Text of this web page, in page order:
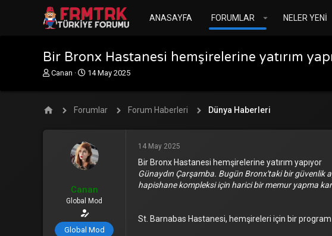
ANASAYFA FORUMLAR NELER YENI
Bir Bronx Hastanesi hemşirelerine yatırım
K
n
y
Canan
B
ş
a
ı
ç
t
r
i
h
i
14 May 2025
Forumlar Forum Haberleri Dünya Haberleri
Canan
Global Mod
Global Mod
14 May 2025
Bir Bronx Hastanesi hemşirelerine yatırım yapıyor
Günaydın Çarşamba. Bugün Bronx'taki bir güvenlik
hapishane kompleksi için harici bir memur yapma
St. Barnabas Hastanesi, hemşireleri için bir program